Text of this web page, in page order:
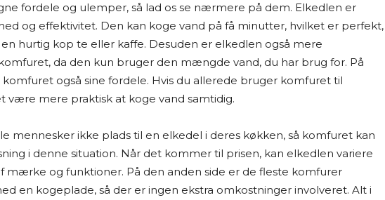
fordele og ulemper, så lad os se nærmere på dem. Elkedlen er
og effektivitet. Den kan koge vand på få minutter, hvilket er perfekt,
hurtig kop te eller kaffe. Desuden er elkedlen også mere
da den kun bruger den mængde vand, du har brug for. På
komfuret også sine fordele. Hvis du allerede bruger komfuret til
være mere praktisk at koge vand samtidig.
mennesker ikke plads til en elkedel i deres køkken, så komfuret kan
i denne situation. Når det kommer til prisen, kan elkedlen variere
og funktioner. På den anden side er de fleste komfurer
en kogeplade, så der er ingen ekstra omkostninger involveret. Alt i